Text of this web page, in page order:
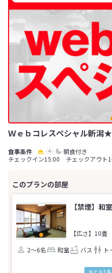
Ｗｅｂコレスペシャル新潟
朝食付き
チェックイン15:00 チェックアウト
【禁煙】和
【広さ】10畳
2～6名
和室 バス ト